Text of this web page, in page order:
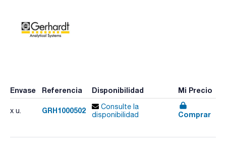
Envase Referencia Disponibilidad Mi Precio
x u. GRH1000502
Consulte la
disponibilidad
Comprar